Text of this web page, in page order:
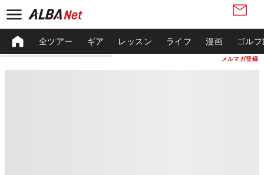
メルマガ登録
全ツアー ギア レッスン ライフ 漫画 ゴル